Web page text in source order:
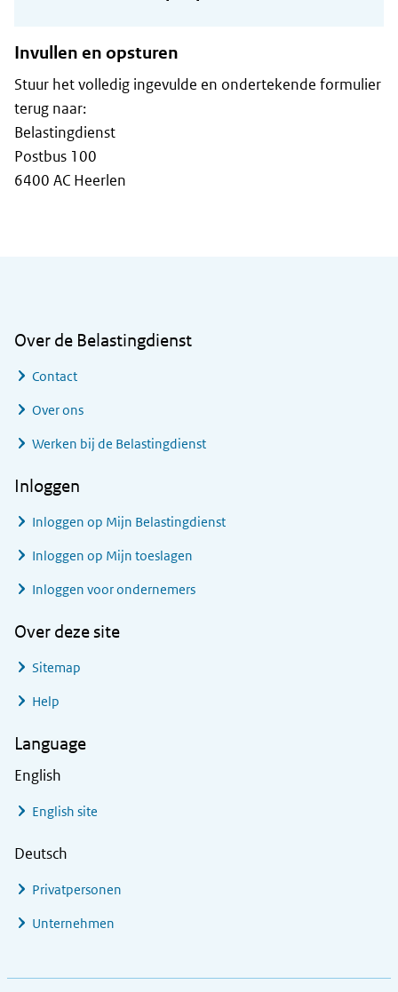
Invullen en opsturen
Stuur het volledig ingevulde en ondertekende formulier
terug naar:
Belastingdienst
Postbus 100
6400 AC Heerlen
Over de Belastingdienst
Contact
Over ons
Werken bij de Belastingdienst
Inloggen
Inloggen op Mijn Belastingdienst
Inloggen op Mijn toeslagen
Inloggen voor ondernemers
Over deze site
Sitemap
Help
Language
English
English site
Deutsch
Privatpersonen
Unternehmen